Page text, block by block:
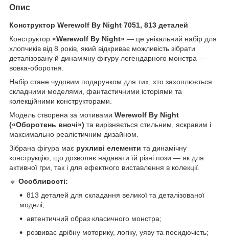
Опис
Конструктор Werewolf By Night 7051, 813 деталей
Конструктор «Werewolf By Night» — це унікальний набір для
хлопчиків від 8 років, який відкриває можливість зібрати
деталізовану й динамічну фігуру легендарного монстра —
вовка-оборотня.
Набір стане чудовим подарунком для тих, хто захоплюється
складними моделями, фантастичними історіями та
колекційними конструкторами.
Модель створена за мотивами Werewolf By Night
(«Оборотень вночі») та вирізняється стильним, яскравим і
максимально реалістичним дизайном.
Зібрана фігура має рухливі елементи та динамічну
конструкцію, що дозволяє надавати їй різні пози — як для
активної гри, так і для ефектного виставлення в колекції.
🔹 Особливості:
813 деталей для складання великої та деталізованої
моделі;
автентичний образ класичного монстра;
розвиває дрібну моторику, логіку, уяву та посидючість;